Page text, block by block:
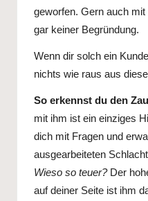
geworfen. Gern auch
gar keiner Begründung.
Wenn dir solch ein
nichts wie raus aus
So erkennst du den
mit ihm ist ein einziges
dich mit Fragen und
ausgearbeiteten
Wieso so teuer?Der
auf deiner Seite ist ihm